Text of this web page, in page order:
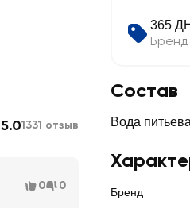
365
Бренд
Состав
Вода
Бренд
5.01331 отзыв
0 0